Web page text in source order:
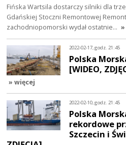
Fińska Wartsila dostarczy silniki dla
Gdańskiej Stoczni Remontowej
zachodniopomorski wydał ostatnie…
2022-02-17, godz. 21:45
Polska
[WIDEO,
» więcej
2022-02-10, godz. 21:45
Polska
rekordowe
Szczecin i